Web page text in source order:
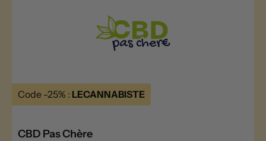
Code -25% : LECANNABISTE
CBD Pas Chère